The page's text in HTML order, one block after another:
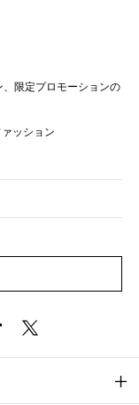
限定プロモーションの
ッション